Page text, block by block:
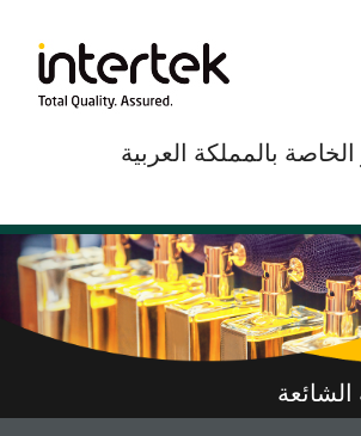
بالمملكة العربية
الشائعة